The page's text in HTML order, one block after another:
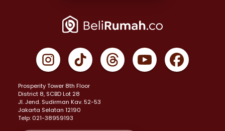
Properti Dijual di Jakarta Pusat >
Properti Dijual di Gambir >
Properti Dijual di Johar Baru >
Properti Dijual di Menteng >
Properti Dijual di Senen >
Properti Dijual di Tanah Abang >
Properti Dijual di Cikini >
Prosperity Tower 8th Floor
District 8, SCBD Lot 28
JI. Jend. Sudirman Kav. 52-53
Jakarta Selatan 12190
Telp: 021-38959193